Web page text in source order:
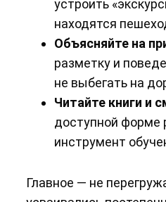
устроить
находятся
Объясняйте на
разметку и
не выбегать на
Читайте книги и
доступной форме
инструмент
Главное — не